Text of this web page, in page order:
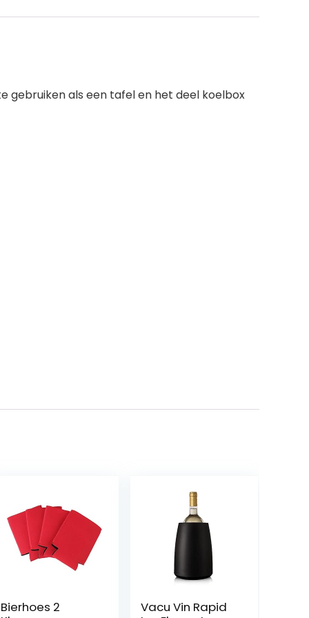
gebruiken als een tafel en het deel koelbox
Bierhoes 2
Vacu Vin Rapid